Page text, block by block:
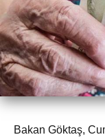
Bakan Göktaş,